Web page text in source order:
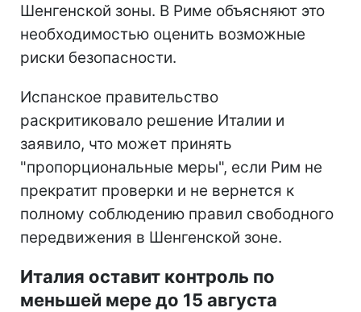
Шенгенской зоны. В Риме объясняют это
необходимостью оценить возможные
риски безопасности.
Испанское правительство
раскритиковало решение Италии и
заявило, что может принять
"пропорциональные меры", если Рим не
прекратит проверки и не вернется к
полному соблюдению правил свободного
передвижения в Шенгенской зоне.
Италия оставит контроль по
меньшей мере до 15 августа